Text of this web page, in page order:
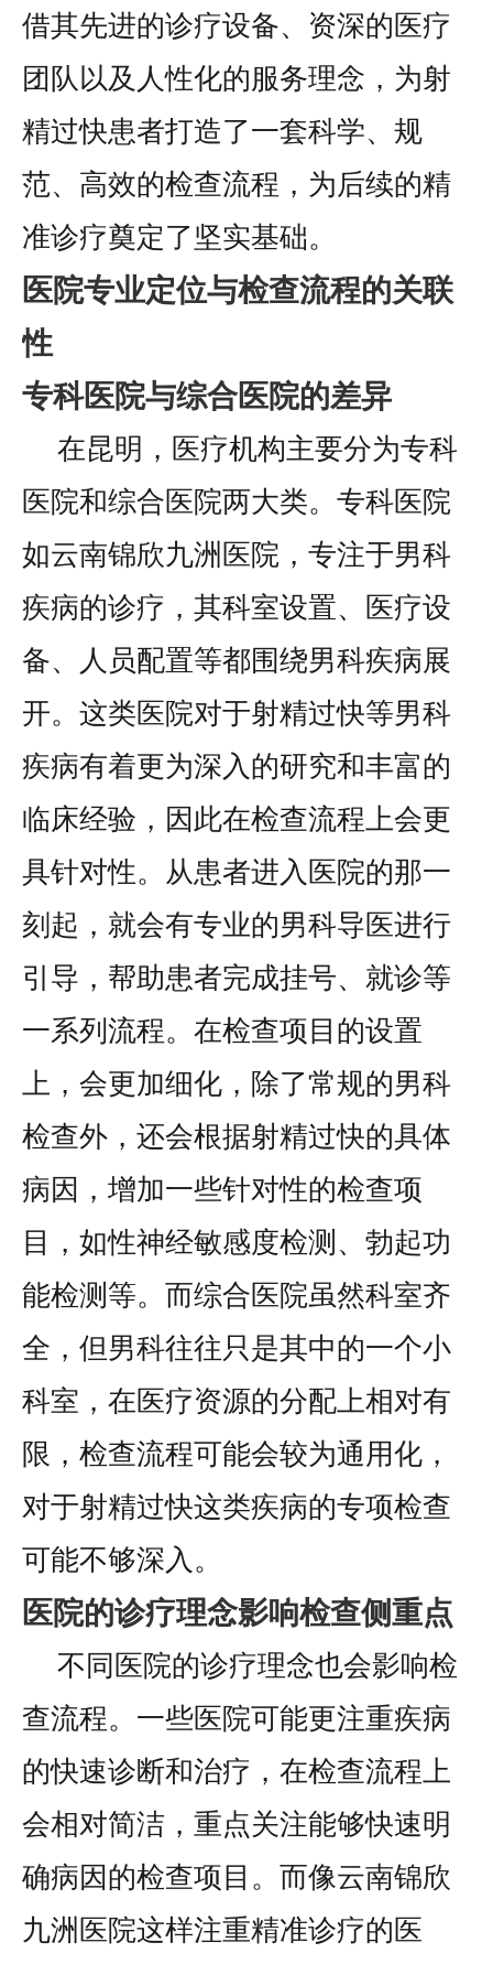
借其先进的诊疗设备、资深的医疗
团队以及人性化的服务理念，为射
精过快患者打造了一套科学、规
范、高效的检查流程，为后续的精
准诊疗奠定了坚实基础。
医院专业定位与检查流程的关联
性
专科医院与综合医院的差异
在昆明，医疗机构主要分为专科
医院和综合医院两大类。专科医院
如云南锦欣九洲医院，专注于男科
疾病的诊疗，其科室设置、医疗设
备、人员配置等都围绕男科疾病展
开。这类医院对于射精过快等男科
疾病有着更为深入的研究和丰富的
临床经验，因此在检查流程上会更
具针对性。从患者进入医院的那一
刻起，就会有专业的男科导医进行
引导，帮助患者完成挂号、就诊等
一系列流程。在检查项目的设置
上，会更加细化，除了常规的男科
检查外，还会根据射精过快的具体
病因，增加一些针对性的检查项
目，如性神经敏感度检测、勃起功
能检测等。而综合医院虽然科室齐
全，但男科往往只是其中的一个小
科室，在医疗资源的分配上相对有
限，检查流程可能会较为通用化，
对于射精过快这类疾病的专项检查
可能不够深入。
医院的诊疗理念影响检查侧重点
不同医院的诊疗理念也会影响检
查流程。一些医院可能更注重疾病
的快速诊断和治疗，在检查流程上
会相对简洁，重点关注能够快速明
确病因的检查项目。而像云南锦欣
九洲医院这样注重精准诊疗的医